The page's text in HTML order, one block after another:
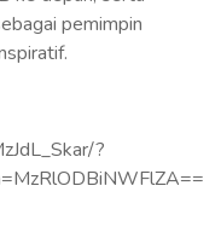
pemimpin
?